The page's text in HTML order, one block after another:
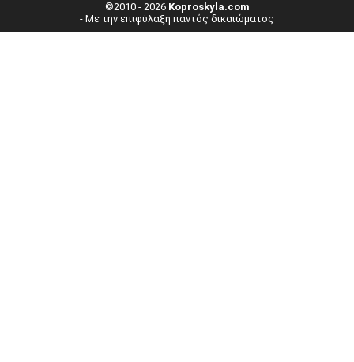
©2010 - 2026 Koproskyla.com
- Με την επιφύλαξη παντός δικαιώματος